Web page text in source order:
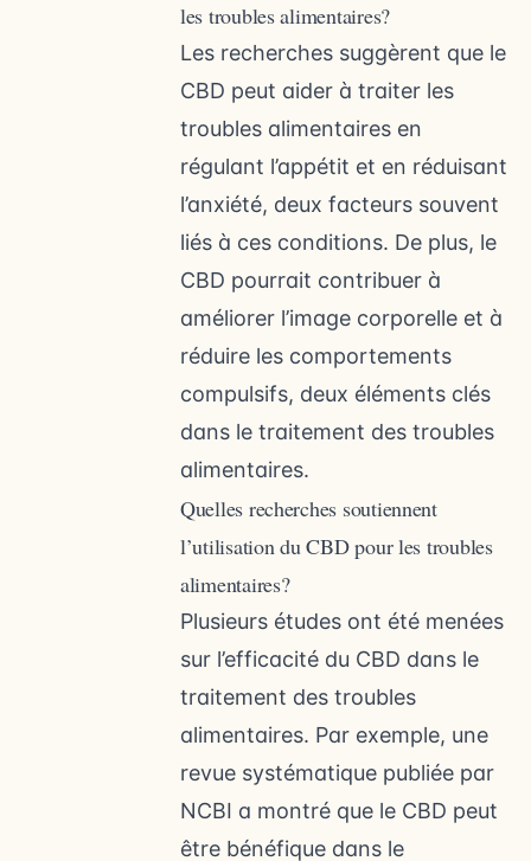
les troubles alimentaires?
Les recherches suggèrent que le
CBD peut aider à traiter les
troubles alimentaires en
régulant l’appétit et en réduisant
l’anxiété, deux facteurs souvent
liés à ces conditions. De plus, le
CBD pourrait contribuer à
améliorer l’image corporelle et à
réduire les comportements
compulsifs, deux éléments clés
dans le traitement des troubles
alimentaires.
Quelles recherches soutiennent
l’utilisation du CBD pour les troubles
alimentaires?
Plusieurs études ont été menées
sur l’efficacité du CBD dans le
traitement des troubles
alimentaires. Par exemple, une
revue systématique publiée par
NCBI a montré que le CBD peut
être bénéfique dans le